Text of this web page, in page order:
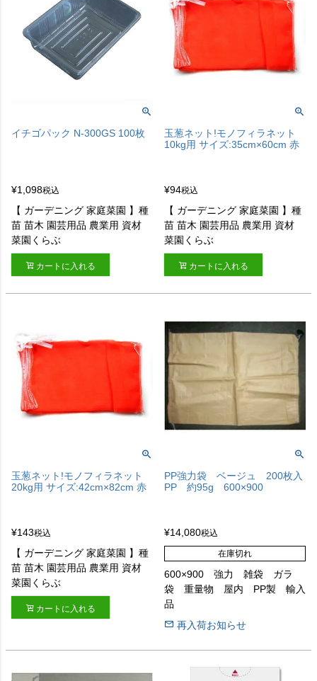
イチゴパック N-300GS 100枚
¥1,098税込
【 ガーデニング 家庭菜園 】種
苗 苗木 園芸用品 農業用 資材
菜園くらぶ
カートに入れる
玉葱ネット!モノフィラネット
10kg用 サイズ:35cm×60cm 赤
¥94税込
【 ガーデニング 家庭菜園 】種
苗 苗木 園芸用品 農業用 資材
菜園くらぶ
カートに入れる
玉葱ネット!モノフィラネット
20kg用 サイズ:42cm×82cm 赤
¥143税込
【 ガーデニング 家庭菜園 】種
苗 苗木 園芸用品 農業用 資材
菜園くらぶ
カートに入れる
PP強力袋 ベージュ 200枚入
PP 約95g 600×900
¥14,080税込
在庫切れ
600×900 強力 雑袋 ガラ
袋 重量物 屋内 PP製 輸入
品
再入荷お知らせ